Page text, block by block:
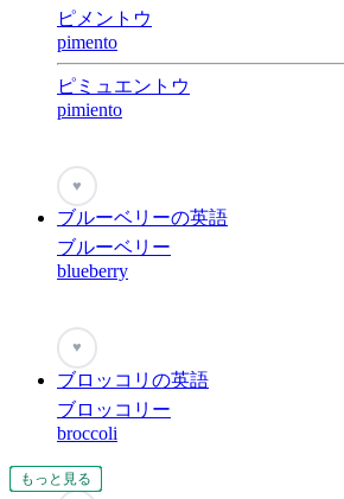
もっと見る
もっと見る
もっと見る
もっと見る
もっと見る
もっと見る
もっと見る
もっと見る
もっと見る
もっと見る
もっと見る
もっと見る
もっと見る
もっと見る
もっと見る
もっと見る
もっと見る
もっと見る
もっと見る
もっと見る
もっと見る
もっと見る
もっと見る
もっと見る
もっと見る
もっと見る
もっと見る
もっと見る
もっと見る
もっと見る
もっと見る
もっと見る
もっと見る
もっと見る
もっと見る
ピメントウ
pimento
ピミュエントウ
pimiento
もっと見る
♥
ブルーベリーの英語
ブルーベリー
blueberry
もっと見る
♥
ブロッコリの英語
ブロッコリー
broccoli
もっと見る
もっと見る
もっと見る
もっと見る
もっと見る
もっと見る
もっと見る
もっと見る